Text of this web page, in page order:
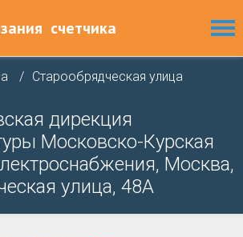
счетчика
Старообрядческая улица
дирекция
Московско-Курская
Москва,
улица, 48А